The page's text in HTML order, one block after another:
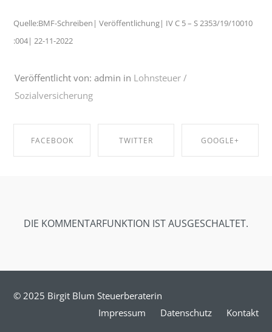
Quelle:BMF-Schreiben| Veröffentlichung| IV C 5 – S 2353/19/10010
:004| 22-11-2022
Veröffentlicht von: admin in Lohnsteuer /
Sozialversicherung
FACEBOOK TWITTER GOOGLE+
DIE KOMMENTARFUNKTION IST AUSGESCHALTET.
© 2025 Birgit Blum Steuerberaterin
Impressum
Datenschutz Kontakt